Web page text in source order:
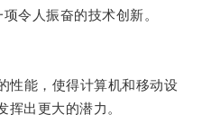
人振奋的技术创新。
能，使得计算机和移动设
挥出更大的潜力。